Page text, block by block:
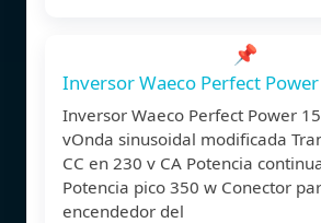
📌
Inversor Waeco Perfect
Inversor Waeco Perfect Power
vOnda sinusoidal modificada
CC en 230 v CA Potencia
Potencia pico 350 w Conector
encendedor del